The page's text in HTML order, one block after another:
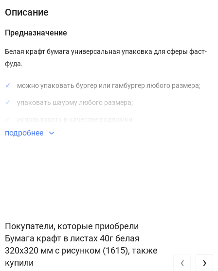
Описание
Предназначение
Белая крафт бумага универсальная упаковка для сферы фаст-
фуда.
можно упаковать бургер или гамбургер любого размера;
упаковать шаурму любого размера;
плотность 40 г/м2 (высокая стойкость к жиру);
односторонняя ламинация (с внутренней стороны);
подробнее
Покупатели, которые приобрели
Бумага крафт в листах 40г белая
320x320 мм с рисунком (1615), также
купили
‹ ›